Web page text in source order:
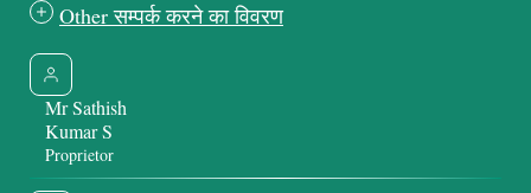
Other सम्पर्क करने का विवरण
Mr Sathish
Kumar S
Proprietor